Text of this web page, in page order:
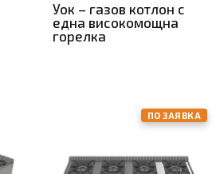
Уок – газов котлон с
една високомощна
горелка
ПО ЗАЯВКА